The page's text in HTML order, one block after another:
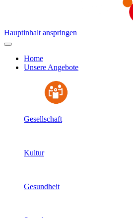
Hauptinhalt anspringen
Home
Unsere Angebote
Gesellschaft
Kultur
Gesundheit